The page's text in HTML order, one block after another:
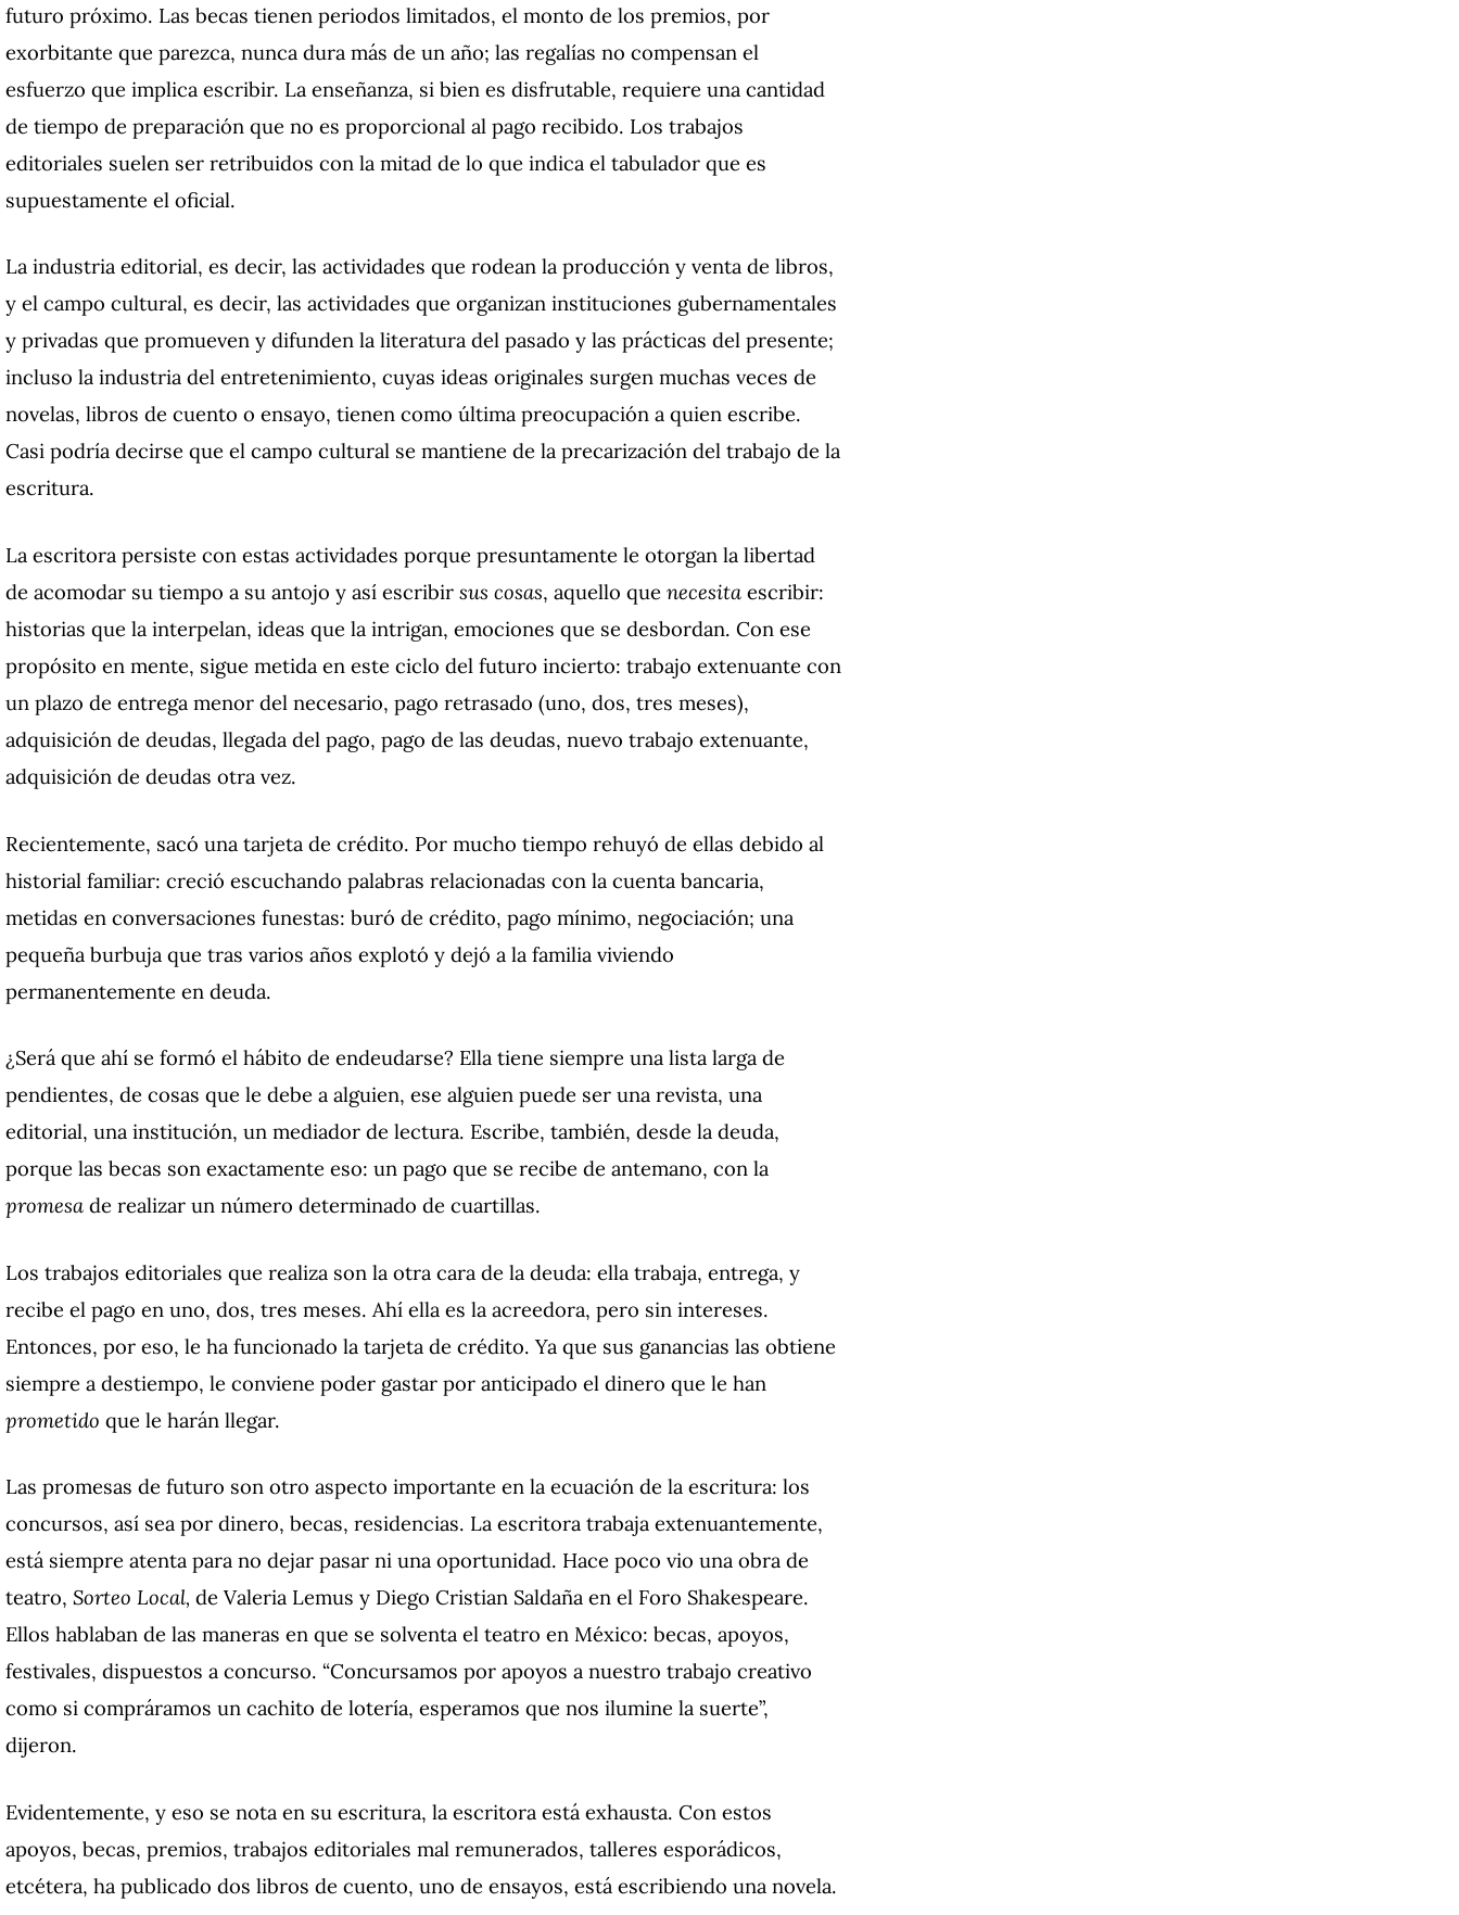
futuro próximo. Las becas tienen periodos limitados, el monto de los premios, por
exorbitante que parezca, nunca dura más de un año; las regalías no compensan el
esfuerzo que implica escribir. La enseñanza, si bien es disfrutable, requiere una cantidad
de tiempo de preparación que no es proporcional al pago recibido. Los trabajos
editoriales suelen ser retribuidos con la mitad de lo que indica el tabulador que es
supuestamente el oficial.
La industria editorial, es decir, las actividades que rodean la producción y venta de libros,
y el campo cultural, es decir, las actividades que organizan instituciones gubernamentales
y privadas que promueven y difunden la literatura del pasado y las prácticas del presente;
incluso la industria del entretenimiento, cuyas ideas originales surgen muchas veces de
novelas, libros de cuento o ensayo, tienen como última preocupación a quien escribe.
Casi podría decirse que el campo cultural se mantiene de la precarización del trabajo de la
escritura.
La escritora persiste con estas actividades porque presuntamente le otorgan la libertad
de acomodar su tiempo a su antojo y así escribir sus cosas, aquello que necesita escribir:
historias que la interpelan, ideas que la intrigan, emociones que se desbordan. Con ese
propósito en mente, sigue metida en este ciclo del futuro incierto: trabajo extenuante con
un plazo de entrega menor del necesario, pago retrasado (uno, dos, tres meses),
adquisición de deudas, llegada del pago, pago de las deudas, nuevo trabajo extenuante,
adquisición de deudas otra vez.
Recientemente, sacó una tarjeta de crédito. Por mucho tiempo rehuyó de ellas debido al
historial familiar: creció escuchando palabras relacionadas con la cuenta bancaria,
metidas en conversaciones funestas: buró de crédito, pago mínimo, negociación; una
pequeña burbuja que tras varios años explotó y dejó a la familia viviendo
permanentemente en deuda.
¿Será que ahí se formó el hábito de endeudarse? Ella tiene siempre una lista larga de
pendientes, de cosas que le debe a alguien, ese alguien puede ser una revista, una
editorial, una institución, un mediador de lectura. Escribe, también, desde la deuda,
porque las becas son exactamente eso: un pago que se recibe de antemano, con la
promesa de realizar un número determinado de cuartillas.
Los trabajos editoriales que realiza son la otra cara de la deuda: ella trabaja, entrega, y
recibe el pago en uno, dos, tres meses. Ahí ella es la acreedora, pero sin intereses.
Entonces, por eso, le ha funcionado la tarjeta de crédito. Ya que sus ganancias las obtiene
siempre a destiempo, le conviene poder gastar por anticipado el dinero que le han
prometido que le harán llegar.
Las promesas de futuro son otro aspecto importante en la ecuación de la escritura: los
concursos, así sea por dinero, becas, residencias. La escritora trabaja extenuantemente,
está siempre atenta para no dejar pasar ni una oportunidad. Hace poco vio una obra de
teatro, Sorteo Local, de Valeria Lemus y Diego Cristian Saldaña en el Foro Shakespeare.
Ellos hablaban de las maneras en que se solventa el teatro en México: becas, apoyos,
festivales, dispuestos a concurso. “Concursamos por apoyos a nuestro trabajo creativo
como si compráramos un cachito de lotería, esperamos que nos ilumine la suerte”,
dijeron.
Evidentemente, y eso se nota en su escritura, la escritora está exhausta. Con estos
apoyos, becas, premios, trabajos editoriales mal remunerados, talleres esporádicos,
etcétera, ha publicado dos libros de cuento, uno de ensayos, está escribiendo una novela.